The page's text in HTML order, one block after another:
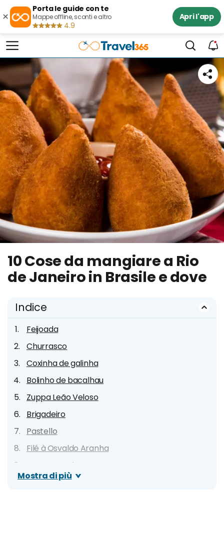
×
Porta le guide con te
Mappe offline, sconti e altro
4.9
Apri l'app
10 Cose da mangiare a Rio
de Janeiro in Brasile e dove
Indice
Feijoada
Churrasco
Coxinha de galinha
Bolinho de bacalhau
Zuppa Leão Veloso
Brigadeiro
Pastello
Filé à Osvaldo Aranha
Croquetes de camarão
Pão de queijo
Mostra di più